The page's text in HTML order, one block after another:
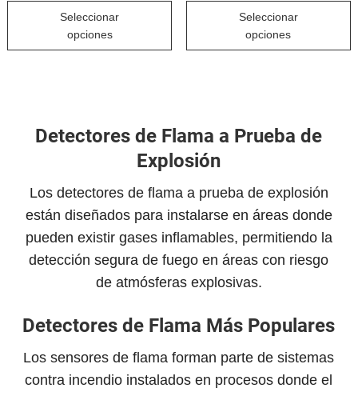
Seleccionar
opciones
Este
tiene
opciones
se
pueden
elegir
en
la
página
producto
Seleccionar
opciones
Detectores de Flama a Prueba de
Explosión
Los detectores de flama a prueba de explosión
están diseñados para instalarse en áreas donde
pueden existir gases inflamables, permitiendo la
detección segura de fuego en áreas con riesgo
de atmósferas explosivas.
Detectores de Flama Más Populares
Los sensores de flama forman parte de sistemas
contra incendio instalados en procesos donde el